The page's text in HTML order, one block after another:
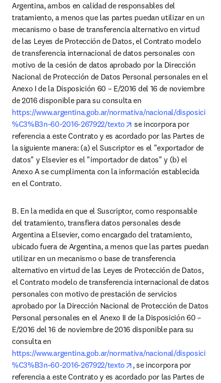
Argentina, ambos en calidad de responsables del
tratamiento, a menos que las partes puedan utilizar en un
mecanismo o base de transferencia alternativo en virtud
de las Leyes de Protección de Datos, el Contrato modelo
de transferencia internacional de datos personales con
motivo de la cesión de datos aprobado por la Dirección
Nacional de Protección de Datos Personal personales en el
Anexo I de la Disposición 60 – E/2016 del 16 de noviembre
https://www.argentina.gob.ar/normativa/nacional/disposici
%C3%B3n-60-2016-267922/texto
opens in new tab/window
se incorpora por
referencia a este Contrato y es acordado por las Partes de
la siguiente manera: (a) el Suscriptor es el "exportador de
datos" y Elsevier es el "importador de datos" y (b) el
Anexo A se cumplimenta con la información establecida
en el Contrato.
B. En la medida en que el Suscriptor, como responsable
del tratamiento, transfiera datos personales desde
Argentina a Elsevier, como encargado del tratamiento,
ubicado fuera de Argentina, a menos que las partes puedan
utilizar en un mecanismo o base de transferencia
alternativo en virtud de las Leyes de Protección de Datos,
el Contrato modelo de transferencia internacional de datos
personales con motivo de prestación de servicios
aprobado por la Dirección Nacional de Protección de Datos
Personal personales en el Anexo II de la Disposición 60 –
E/2016 del 16 de noviembre de 2016 disponible para su
https://www.argentina.gob.ar/normativa/nacional/disposici
%C3%B3n-60-2016-267922/texto
opens in new tab/window
, se incorpora por
referencia a este Contrato y es acordado por las Partes de